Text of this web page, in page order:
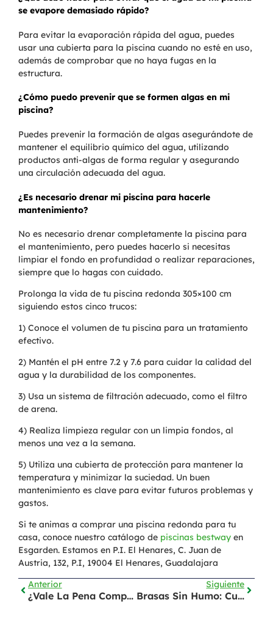
se evapore demasiado rápido?
Para evitar la evaporación rápida del agua, puedes
usar una cubierta para la piscina cuando no esté en uso,
además de comprobar que no haya fugas en la
estructura.
¿Cómo puedo prevenir que se formen algas en mi
piscina?
Puedes prevenir la formación de algas asegurándote de
mantener el equilibrio químico del agua, utilizando
productos anti-algas de forma regular y asegurando
una circulación adecuada del agua.
¿Es necesario drenar mi piscina para hacerle
mantenimiento?
No es necesario drenar completamente la piscina para
el mantenimiento, pero puedes hacerlo si necesitas
limpiar el fondo en profundidad o realizar reparaciones,
siempre que lo hagas con cuidado.
Prolonga la vida de tu piscina redonda 305×100 cm
siguiendo estos cinco trucos:
1) Conoce el volumen de tu piscina para un tratamiento
efectivo.
2) Mantén el pH entre 7.2 y 7.6 para cuidar la calidad del
agua y la durabilidad de los componentes.
3) Usa un sistema de filtración adecuado, como el filtro
de arena.
4) Realiza limpieza regular con un limpia fondos, al
menos una vez a la semana.
5) Utiliza una cubierta de protección para mantener la
temperatura y minimizar la suciedad. Un buen
mantenimiento es clave para evitar futuros problemas y
gastos.
Si te animas a comprar una piscina redonda para tu
casa, conoce nuestro catálogo de piscinas bestwayen
Esgarden. Estamos en P.I. El Henares, C. Juan de
Austria, 132, P.I, 19004 El Henares, Guadalajara
Anterior
¿Vale La Pena Comprar Una Barbacoa De Barril?
Siguiente
Brasas Sin Humo: Curso De Barbacoa Steak & Beer – Evento Exitoso